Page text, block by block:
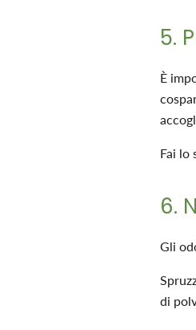
5.
È
Fai lo
6.
Gli
di